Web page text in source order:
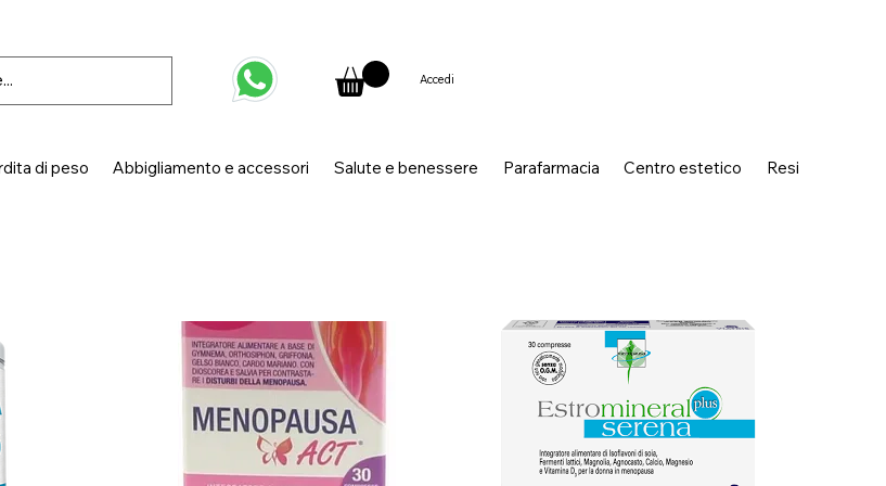
di peso Abbigliamento e accessori Salute e benessere Parafarmacia Centro estetico Resi
Accedi